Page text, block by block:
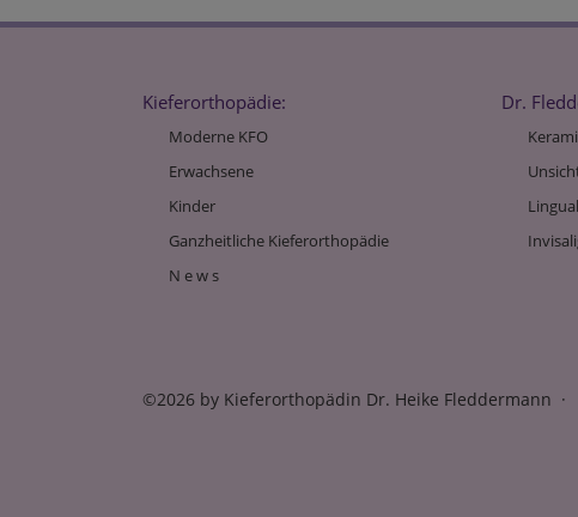
Kieferorthopädie:
Moderne KFO
Erwachsene
Kinder
Ganzheitliche Kieferorthopädie
N e w s
Dr.
©2026 by Kieferorthopädin Dr. Heike Fleddermann